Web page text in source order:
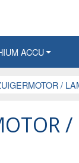
ACCU
/